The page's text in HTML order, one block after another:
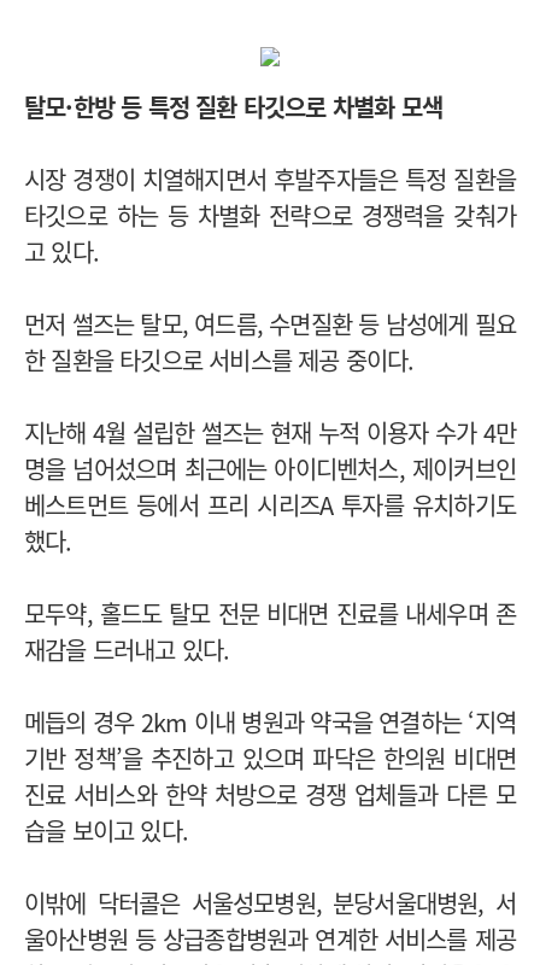
탈모·한방 등 특정 질환 타깃으로 차별화 모색
시장 경쟁이 치열해지면서 후발주자들은 특정 질환을
타깃으로 하는 등 차별화 전략으로 경쟁력을 갖춰가
고 있다.
먼저 썰즈는 탈모, 여드름, 수면질환 등 남성에게 필요
한 질환을 타깃으로 서비스를 제공 중이다.
지난해 4월 설립한 썰즈는 현재 누적 이용자 수가 4만
명을 넘어섰으며 최근에는 아이디벤처스, 제이커브인
베스트먼트 등에서 프리 시리즈A 투자를 유치하기도
했다.
모두약, 홀드도 탈모 전문 비대면 진료를 내세우며 존
재감을 드러내고 있다.
메듭의 경우 2km 이내 병원과 약국을 연결하는 ‘지역
기반 정책’을 추진하고 있으며 파닥은 한의원 비대면
진료 서비스와 한약 처방으로 경쟁 업체들과 다른 모
습을 보이고 있다.
이밖에 닥터콜은 서울성모병원, 분당서울대병원, 서
울아산병원 등 상급종합병원과 연계한 서비스를 제공